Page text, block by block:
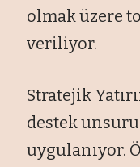
olmak üzere
veriliyor.
Stratejik
destek
uygulanıyor.